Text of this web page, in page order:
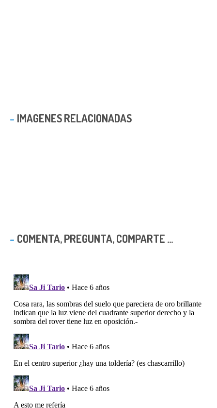
IMAGENES RELACIONADAS
COMENTA, PREGUNTA, COMPARTE ...